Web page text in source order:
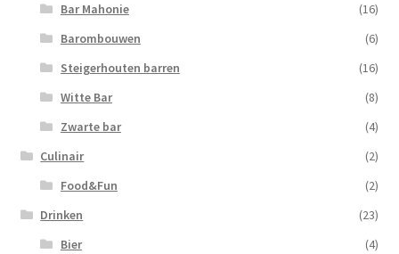
Bar Mahonie
(16)
Barombouwen
(6)
Steigerhouten barren
(16)
Witte Bar
(8)
Zwarte bar
(4)
Culinair
(2)
Food&Fun
(2)
Drinken
(23)
Bier
(4)